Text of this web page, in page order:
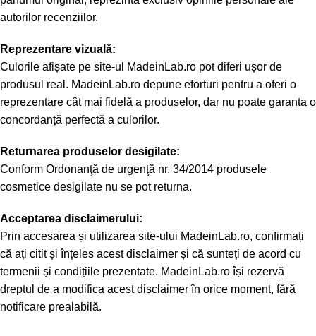
autorilor recenziilor.
Reprezentare vizuală:
Culorile afișate pe site-ul MadeinLab.ro pot diferi ușor de
produsul real. MadeinLab.ro depune eforturi pentru a oferi o
reprezentare cât mai fidelă a produselor, dar nu poate garanta o
concordanță perfectă a culorilor.
Returnarea produselor desigilate:
Conform Ordonanţă de urgenţă nr. 34/2014 produsele
cosmetice desigilate nu se pot returna.
Acceptarea disclaimerului:
Prin accesarea și utilizarea site-ului MadeinLab.ro, confirmați
că ați citit și înțeles acest disclaimer și că sunteți de acord cu
termenii și condițiile prezentate. MadeinLab.ro își rezervă
dreptul de a modifica acest disclaimer în orice moment, fără
notificare prealabilă.